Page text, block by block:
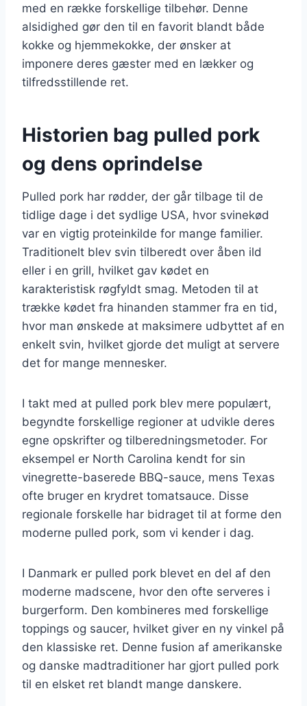
med en række forskellige tilbehør. Denne
alsidighed gør den til en favorit blandt både
kokke og hjemmekokke, der ønsker at
imponere deres gæster med en lækker og
tilfredsstillende ret.
Historien bag pulled pork
og dens oprindelse
Pulled pork har rødder, der går tilbage til de
tidlige dage i det sydlige USA, hvor svinekød
var en vigtig proteinkilde for mange familier.
Traditionelt blev svin tilberedt over åben ild
eller i en grill, hvilket gav kødet en
karakteristisk røgfyldt smag. Metoden til at
trække kødet fra hinanden stammer fra en tid,
hvor man ønskede at maksimere udbyttet af en
enkelt svin, hvilket gjorde det muligt at servere
det for mange mennesker.
I takt med at pulled pork blev mere populært,
begyndte forskellige regioner at udvikle deres
egne opskrifter og tilberedningsmetoder. For
eksempel er North Carolina kendt for sin
vinegrette-baserede BBQ-sauce, mens Texas
ofte bruger en krydret tomatsauce. Disse
regionale forskelle har bidraget til at forme den
moderne pulled pork, som vi kender i dag.
I Danmark er pulled pork blevet en del af den
moderne madscene, hvor den ofte serveres i
burgerform. Den kombineres med forskellige
toppings og saucer, hvilket giver en ny vinkel på
den klassiske ret. Denne fusion af amerikanske
og danske madtraditioner har gjort pulled pork
til en elsket ret blandt mange danskere.